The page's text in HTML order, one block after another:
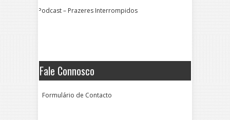
Podcast – Prazeres Interrompidos
Fale Connosco
Formulário de Contacto